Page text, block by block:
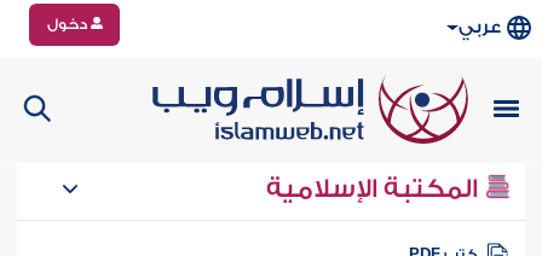
عربي دخول
المكتبة الإسلامية